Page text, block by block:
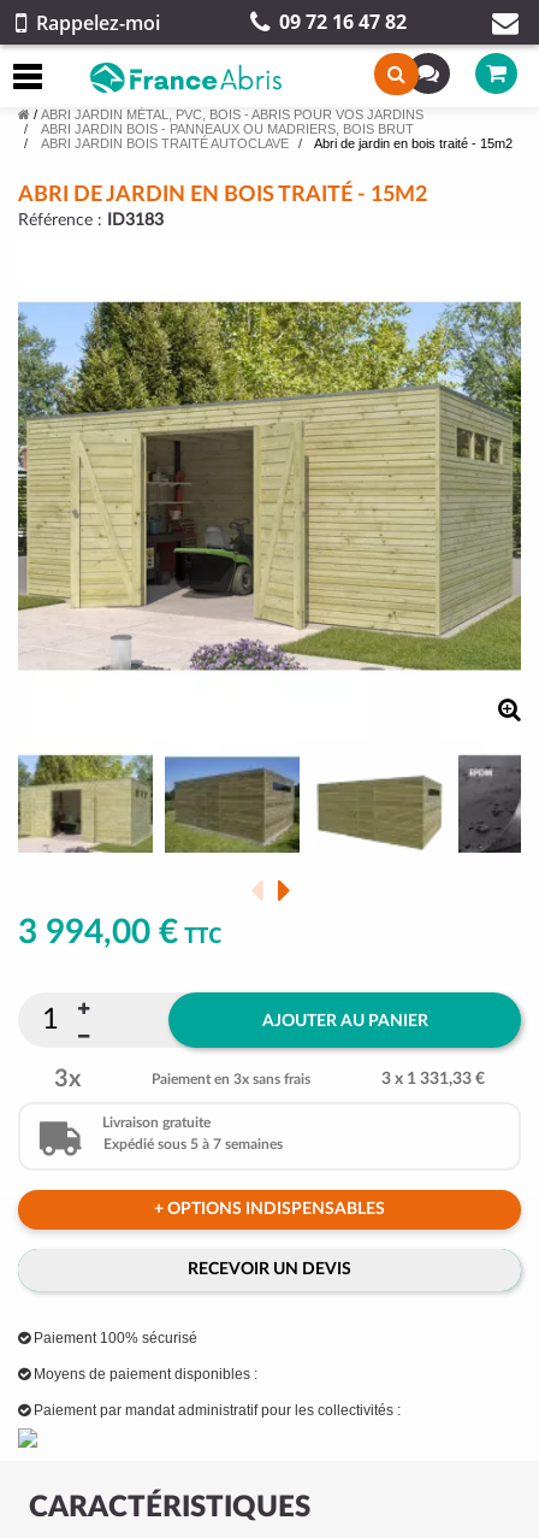
Rappelez-moi 09 72 16 47 82
/ ABRI JARDIN MÉTAL, PVC, BOIS - ABRIS POUR VOS JARDINS
ABRI JARDIN BOIS - PANNEAUX OU MADRIERS, BOIS BRUT
ABRI JARDIN BOIS TRAITÉ AUTOCLAVE
Abri de jardin en bois traité - 15m2
ABRI DE JARDIN EN BOIS TRAITÉ - 15M2
Référence : ID3183
CARACTÉRISTIQUES
3 994,00 € TTC
AJOUTER AU PANIER
3x Paiement en 3x sans frais 3 x 1 331,33 €
Livraison gratuite
Expédié sous 5 à 7 semaines
+ OPTIONS INDISPENSABLES
RECEVOIR UN DEVIS
Paiement 100% sécurisé
Moyens de paiement disponibles :
Paiement par mandat administratif pour les collectivités :